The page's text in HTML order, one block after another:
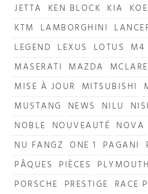
JETTA KEN BLOCK KIA
KTM LAMBORGHINI
LEGEND LEXUS LOTUS M4
MASERATI MAZDA
MISE À JOUR MITSUBISHI
MUSTANG NEWS NILU
NOBLE NOUVEAUTÉ NOVA
NU FANGZ ONE 1 PAGANI
PÂQUES PIÈCES PLYMOUTH
PORSCHE PRESTIGE RACE